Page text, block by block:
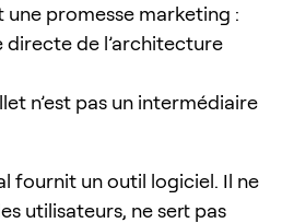
une promesse marketing :
directe de l’architecture
n’est pas un intermédiaire
fournit un outil logiciel. Il ne
utilisateurs, ne sert pas